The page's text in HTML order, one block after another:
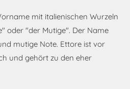
mit italienischen Wurzeln
oder "der Mutige". Der Name
mutige Note. Ettore ist vor
und gehört zu den eher